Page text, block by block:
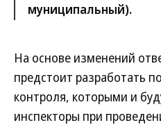
муниципальный).
На основе изменений
предстоит разработать
контроля, которыми и
инспекторы при